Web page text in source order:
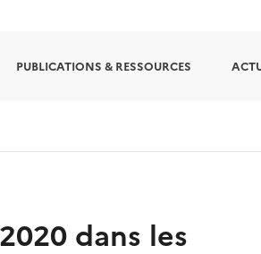
PUBLICATIONS & RESSOURCES
dans les